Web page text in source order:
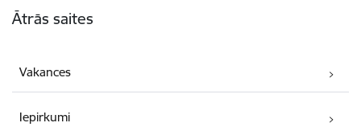
Ātrās saites
Vakances
Iepirkumi